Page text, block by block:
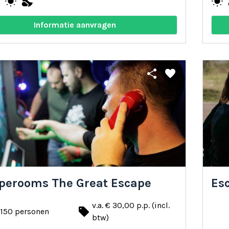
Informatie aanvragen
share favorite
The Great Escape
personen local_offer v.a. € 30,00 p.p. (incl.
btw)